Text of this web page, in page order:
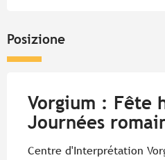
Posizione
Vorgium : Fête
Journées
Centre d'Interprétation